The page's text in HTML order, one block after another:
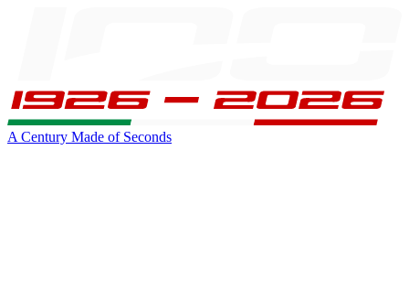
A Century Made of Seconds